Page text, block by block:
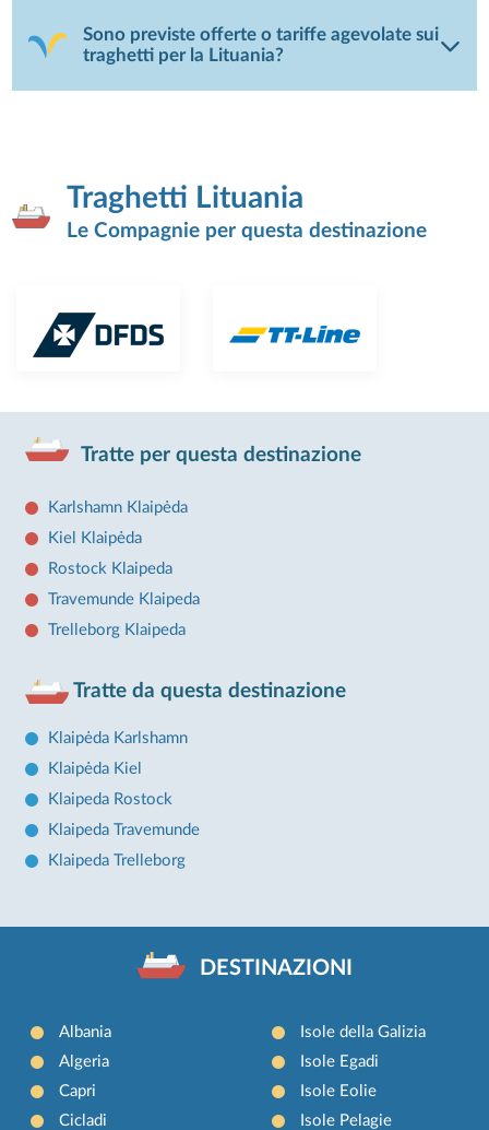
Sono previste offerte o tariffe agevolate sui
traghetti per la Lituania?
Traghetti Lituania
Le Compagnie per questa destinazione
Tratte per questa destinazione
Karlshamn Klaipėda
Kiel Klaipėda
Rostock Klaipeda
Travemunde Klaipeda
Trelleborg Klaipeda
Tratte da questa destinazione
Klaipėda Karlshamn
Klaipėda Kiel
Klaipeda Rostock
Klaipeda Travemunde
Klaipeda Trelleborg
DESTINAZIONI
Albania
Algeria
Capri
Cicladi
Isole della Galizia
Isole Egadi
Isole Eolie
Isole Pelagie